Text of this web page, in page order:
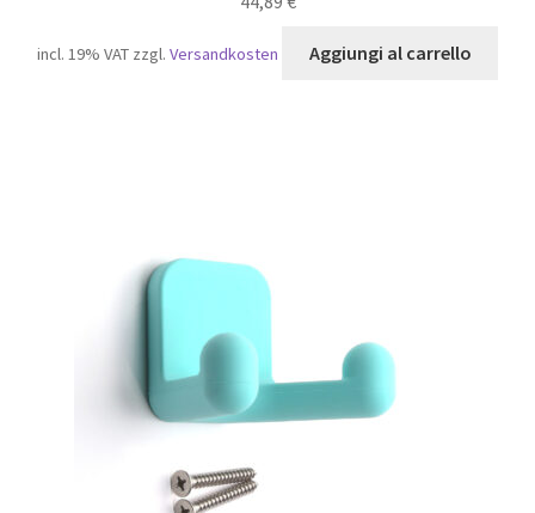
incl. 19% VAT zzgl. Versandkosten Aggiungi al carrello